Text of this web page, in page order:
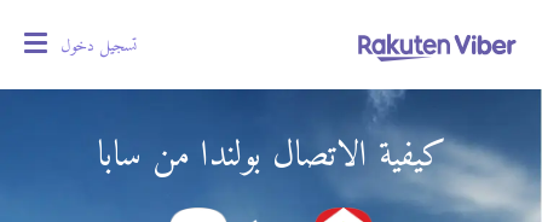
تسجيل دخول
كيفية الاتصال بولندا من سابا